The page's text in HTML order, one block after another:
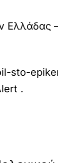
Ελλάδας
sto-
.